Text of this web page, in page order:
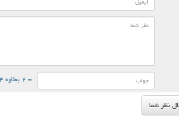
= ۲ بعلاوه ۴